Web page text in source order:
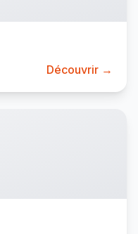
Découvrir →